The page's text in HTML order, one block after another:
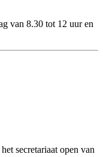
van 8.30 tot 12 uur en
secretariaat open van